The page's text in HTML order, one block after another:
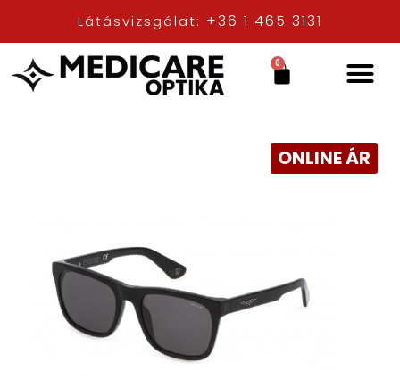
Látásvizsgálat: +36 1 465 3131
0
ONLINE ÁR